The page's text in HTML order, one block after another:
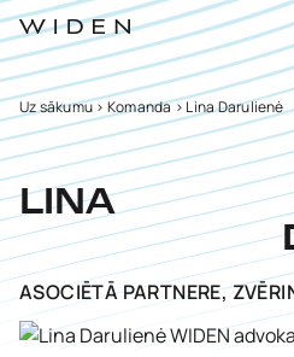
Uz sākumu> Komanda>Lina Darulienė
LINA
ASOCIĒTĀ PARTNERE,